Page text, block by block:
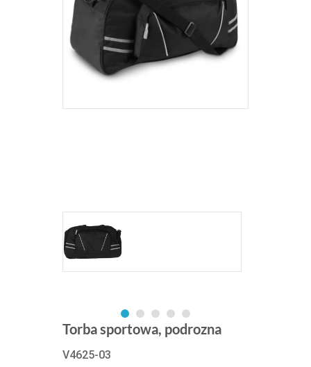
Torba sportowa, podrozna
V4625-03